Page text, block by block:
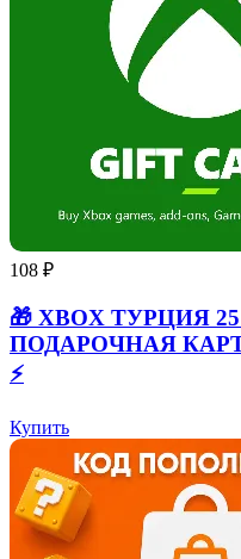
108 ₽
🎁 XBOX ТУРЦИЯ 25
ПОДАРОЧНАЯ
⚡
Купить